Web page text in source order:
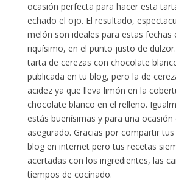
ocasión perfecta para hacer esta
echado el ojo. El resultado,
melón son ideales para estas fechas
riquísimo, en el punto justo de
tarta de cerezas con chocolate
publicada en tu blog, pero la de
acidez ya que lleva limón en la
chocolate blanco en el relleno.
estás buenísimas y para una
asegurado. Gracias por compartir
blog en internet pero tus recetas
acertadas con los ingredientes, las
tiempos de cocinado.